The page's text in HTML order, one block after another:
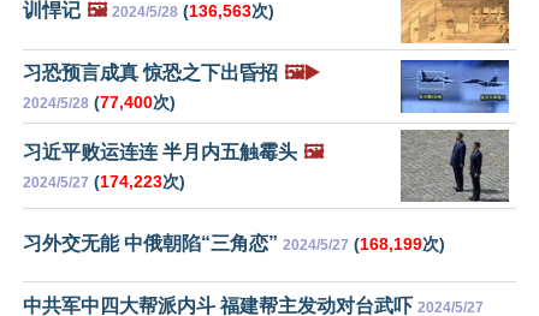
训悍记 🖼️ 2024/5/28 (136,563次)
习恐预言成真 惊恐之下出昏招 🖼️▶️
2024/5/28 (77,400次)
习近平败运连连 半月内五触霉头 🖼️
2024/5/27 (174,223次)
习外交无能 中俄朝陷“三角恋” 2024/5/27 (168,199次)
中共军中四大帮派内斗 福建帮主发动对台武吓 2024/5/27